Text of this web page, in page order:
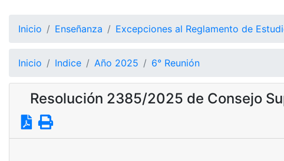
Inicio Enseñanza Excepciones al Reglamento de
Inicio Indice Año 2025 6° Reunión
Resolución 2385/2025 de Consejo